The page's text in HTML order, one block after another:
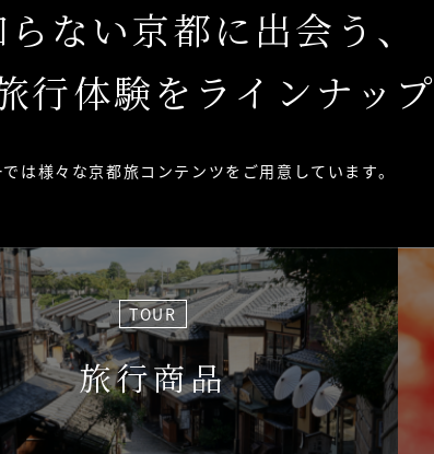
ない京都に出会う、
行体験をラインナップ
は様々な京都旅コンテンツを ご用意しています。
TOUR
旅行商品